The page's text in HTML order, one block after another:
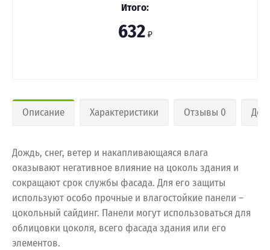
Итого:
632 ₽
Описание Характеристики Отзывы 0
Дождь, снег, ветер и накапливающаяся влага
оказывают негативное влияние на цоколь здания и
сокращают срок службы фасада. Для его защиты
используют особо прочные и влагостойкие панели –
цокольный сайдинг. Панели могут использоваться для
облицовки цоколя, всего фасада здания или его
элементов.